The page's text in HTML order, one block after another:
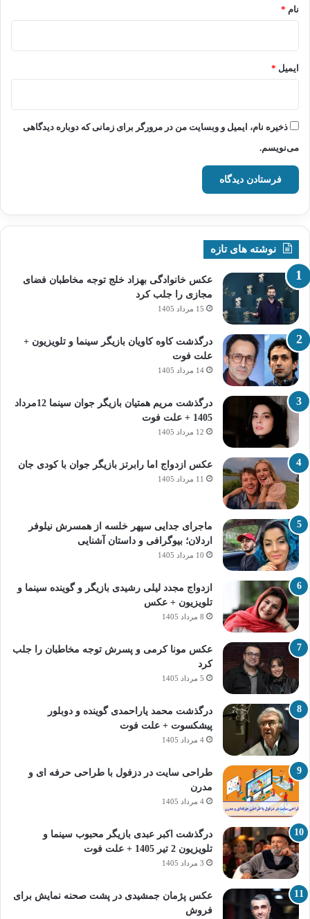
نام *
ایمیل *
ذخیره نام، ایمیل و وبسایت من در مرورگر برای زمانی که دوباره دیدگاهی
می‌نویسم.
نوشته های تازه
عکس خانوادگی بهزاد خلج توجه مخاطبان فضای
مجازی را جلب کرد
15 مرداد 1405
درگذشت کاوه کاویان بازیگر سینما و تلویزیون +
علت فوت
14 مرداد 1405
درگذشت مریم همتیان بازیگر جوان سینما 12مرداد
1405 + علت فوت
12 مرداد 1405
عکس ازدواج اما رابرتز بازیگر جوان با کودی جان
11 مرداد 1405
ماجرای جدایی سپهر خلسه از همسرش نیلوفر
اردلان؛ بیوگرافی و داستان آشنایی
10 مرداد 1405
ازدواج مجدد لیلی رشیدی بازیگر و گوینده سینما و
تلویزیون + عکس
8 مرداد 1405
عکس مونا کرمی و پسرش توجه مخاطبان را جلب
کرد
5 مرداد 1405
درگذشت محمد یاراحمدی گوینده و دوبلور
پیشکسوت + علت فوت
4 مرداد 1405
طراحی سایت در دزفول با طراحی حرفه‌ ای و
مدرن
4 مرداد 1405
درگذشت اکبر عبدی بازیگر محبوب سینما و
تلویزیون 2 تیر 1405 + علت فوت
3 مرداد 1405
عکس پژمان جمشیدی در پشت صحنه نمایش برای
فروش